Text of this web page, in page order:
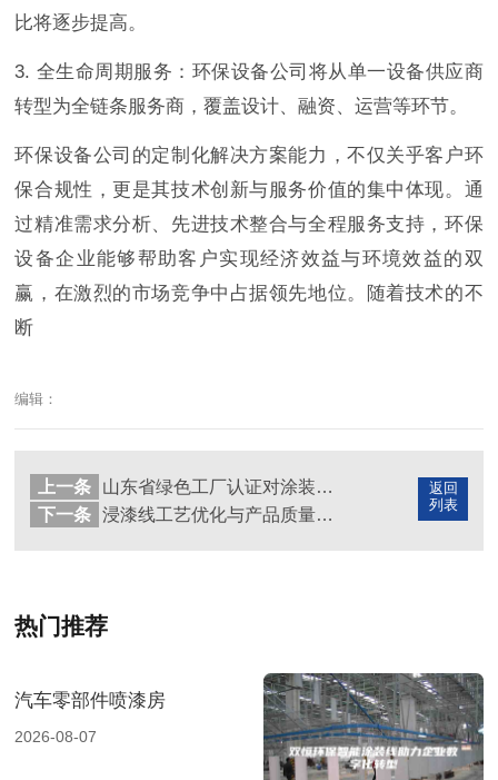
比将逐步提高。
3. 全生命周期服务：环保设备公司将从单一设备供应商
转型为全链条服务商，覆盖设计、融资、运营等环节。
环保设备公司的定制化解决方案能力，不仅关乎客户环
保合规性，更是其技术创新与服务价值的集中体现。通
过精准需求分析、先进技术整合与全程服务支持，环保
设备企业能够帮助客户实现经济效益与环境效益的双
赢，在激烈的市场竞争中占据领先地位。随着技术的不
断
编辑：
返回
列表
上一条
山东省绿色工厂认证对涂装企业的具体要求
下一条
浸漆线工艺优化与产品质量提升
热门推荐
汽车零部件喷漆房
2026-08-07